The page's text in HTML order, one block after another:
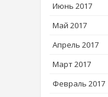
Июнь 2017
Май 2017
Апрель 2017
Март 2017
Февраль 2017